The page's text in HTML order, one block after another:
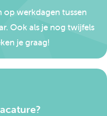
op werkdagen tussen
Ook als je nog twijfels
je graag!